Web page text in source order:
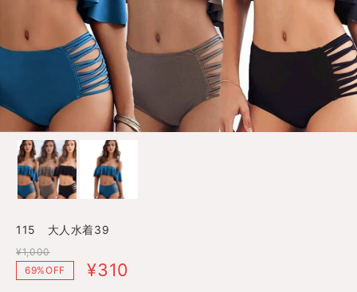
115 大人水着39
¥1,000
69%OFF
¥310